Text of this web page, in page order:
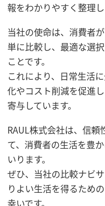
報をわかりやすく整理し
当社の使命は、消費者
単に比較し、最適な選
ことです。
これにより、日常生活
化やコスト削減を促進
寄与しています。
RAUL株式会社は、信頼
て、消費者の生活を豊
いります。
ぜひ、当社の比較ナビ
りよい生活を得るため
幸いです。